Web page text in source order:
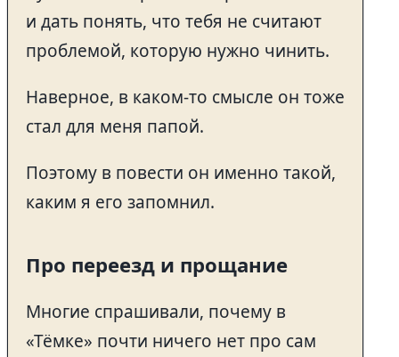
и дать понять, что тебя не считают
проблемой, которую нужно чинить.
Наверное, в каком-то смысле он тоже
стал для меня папой.
Поэтому в повести он именно такой,
каким я его запомнил.
Про переезд и прощание
Многие спрашивали, почему в
«Тёмке» почти ничего нет про сам